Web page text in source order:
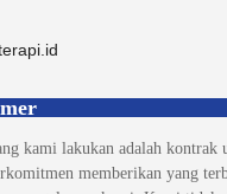
kami lakukan adalah kontrak
memberikan yang